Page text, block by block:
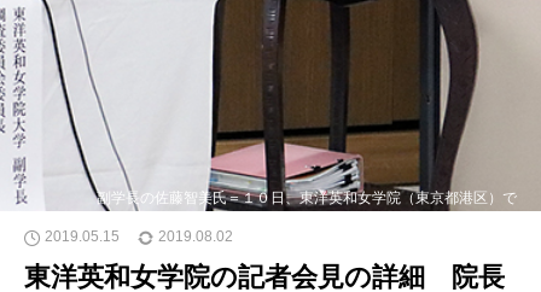
副学長の佐藤智美氏＝１０日、東洋英和女学院（東京都港区）で
2019.05.15 2019.08.02
東洋英和女学院の記者会見の詳細 院長